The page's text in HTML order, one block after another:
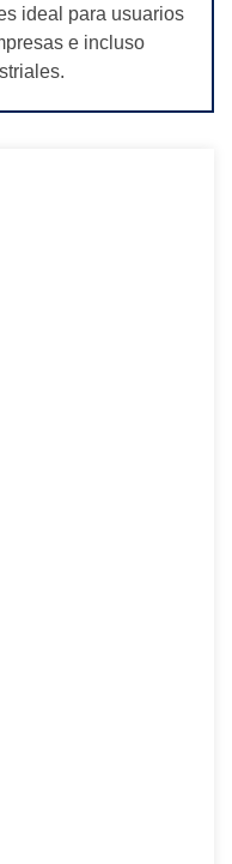
ideal para usuarios
e incluso